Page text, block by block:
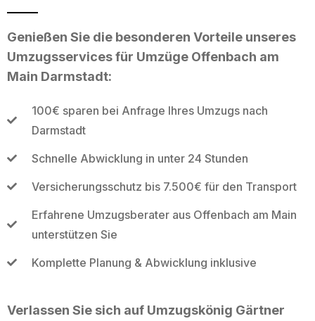
Genießen Sie die besonderen Vorteile unseres
Umzugsservices für Umzüge Offenbach am
Main Darmstadt:
100€ sparen bei Anfrage Ihres Umzugs nach
Darmstadt
Schnelle Abwicklung in unter 24 Stunden
Versicherungsschutz bis 7.500€ für den Transport
Erfahrene Umzugsberater aus Offenbach am Main
unterstützen Sie
Komplette Planung & Abwicklung inklusive
Verlassen Sie sich auf Umzugskönig Gärtner